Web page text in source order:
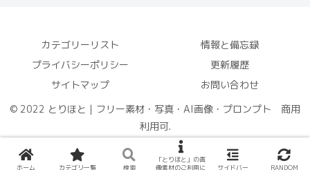
カテゴリーリスト
情報と備忘録
プライバシーポリシー
更新履歴
サイトマップ
お問い合わせ
© 2022 とりほと｜フリー素材・写真・AI画像・プロンプト 商用
利用可.
ホーム カテゴリ一覧 検索
「とりほと」の画
像素材のご利用に
サイドバー RANDOM